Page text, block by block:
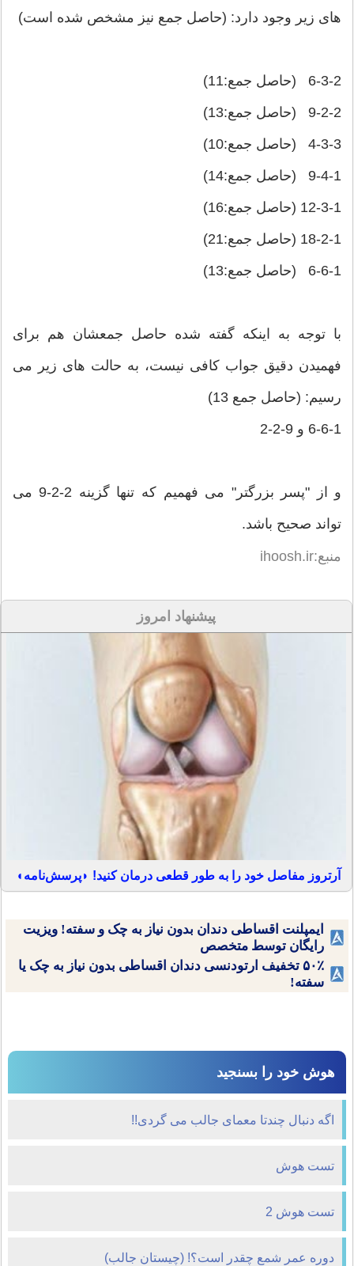
های زیر وجود دارد: (حاصل جمع نیز مشخص شده است)
6-3-2 (حاصل جمع:11)
9-2-2 (حاصل جمع:13)
4-3-3 (حاصل جمع:10)
9-4-1 (حاصل جمع:14)
12-3-1 (حاصل جمع:16)
18-2-1 (حاصل جمع:21)
6-6-1 (حاصل جمع:13)
با توجه به اینکه گفته شده حاصل جمعشان هم برای
فهمیدن دقیق جواب کافی نیست، به حالت های زیر می
رسیم: (حاصل جمع 13)
6-6-1 و 9-2-2
و از "پسر بزرگتر" می فهمیم که تنها گزینه 2-2-9 می
تواند صحیح باشد.
منبع:ihoosh.ir
پیشنهاد امروز
آرتروز مفاصل خود را به طور قطعی درمان کنید! ◗پرسش‌نامه◖
ایمپلنت اقساطی دندان بدون نیاز به چک و سفته! ویزیت
رایگان توسط متخصص
۵۰٪ تخفیف ارتودنسی دندان اقساطی بدون نیاز به چک یا
سفته!
هوش خود را بسنجید
اگه دنبال چندتا معمای جالب می گردی!!
تست هوش
تست هوش 2
دوره عمر شمع چقدر است؟! (چیستان جالب)